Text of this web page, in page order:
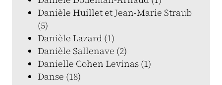
Danièle Huillet et Jean-Marie Straub
(5)
Danièle Lazard (1)
Danièle Sallenave (2)
Danielle Cohen Levinas (1)
Danse (18)